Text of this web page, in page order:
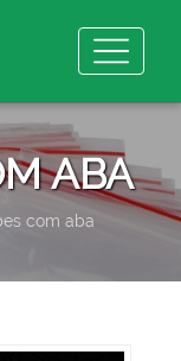
ABA
com aba